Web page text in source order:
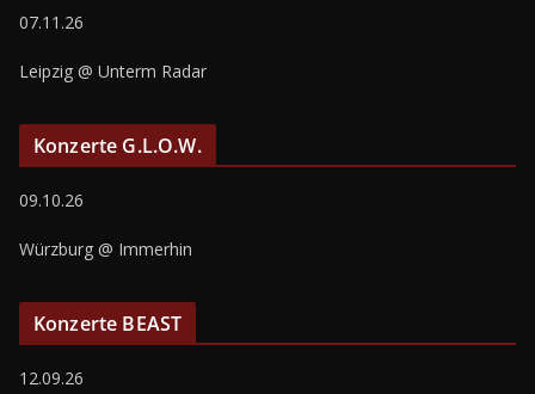
07.11.26
Leipzig @ Unterm Radar
Konzerte G.L.O.W.
09.10.26
Würzburg @ Immerhin
Konzerte BEAST
12.09.26